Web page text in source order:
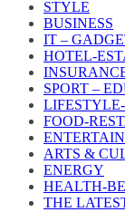
STYLE
BUSINESS
IT –
HOTEL-
SPORT –
FOOD-
ARTS &
ENERGY
HEALTH​-
THE